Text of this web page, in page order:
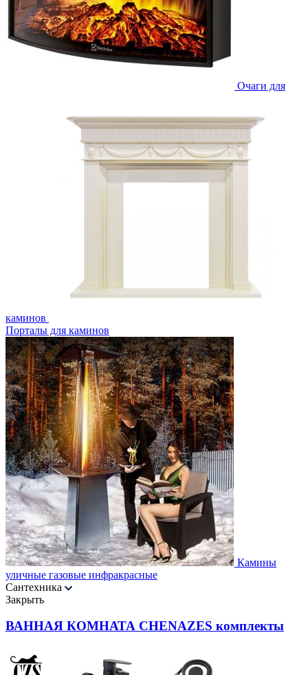
Очаги для
каминов
Порталы для каминов
Камины
уличные газовые инфракрасные
Сантехника
Закрыть
ВАННАЯ КОМНАТА CHENAZES комплекты